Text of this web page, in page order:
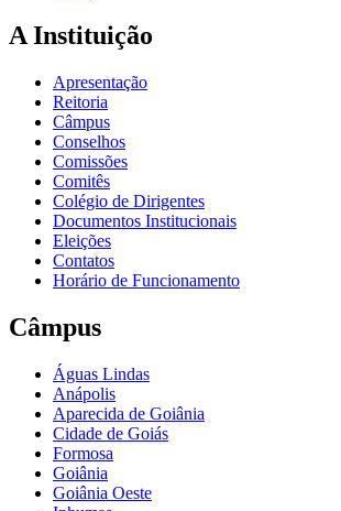
A Instituição
Apresentação
Reitoria
Câmpus
Conselhos
Comissões
Comitês
Colégio de Dirigentes
Documentos Institucionais
Eleições
Contatos
Horário de Funcionamento
Câmpus
Águas Lindas
Anápolis
Aparecida de Goiânia
Cidade de Goiás
Formosa
Goiânia
Goiânia Oeste